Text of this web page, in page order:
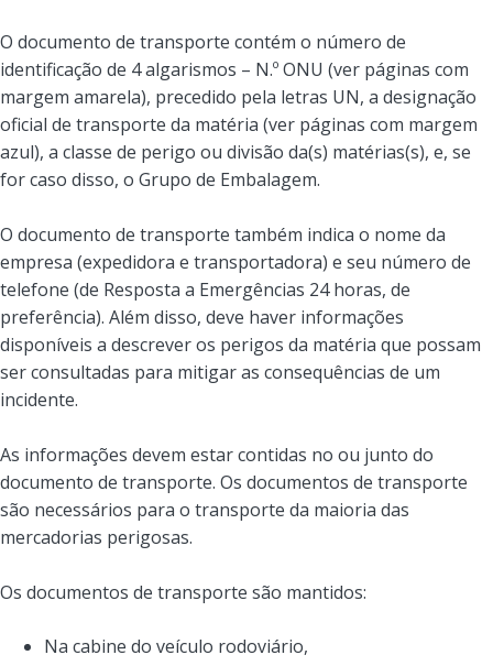
O documento de transporte contém o número de
identificação de 4 algarismos – N.º ONU (ver páginas com
margem amarela), precedido pela letras UN, a designação
oficial de transporte da matéria (ver páginas com margem
azul), a classe de perigo ou divisão da(s) matérias(s), e, se
for caso disso, o Grupo de Embalagem.
O documento de transporte também indica o nome da
empresa (expedidora e transportadora) e seu número de
telefone (de Resposta a Emergências 24 horas, de
preferência). Além disso, deve haver informações
disponíveis a descrever os perigos da matéria que possam
ser consultadas para mitigar as consequências de um
incidente.
As informações devem estar contidas no ou junto do
documento de transporte. Os documentos de transporte
são necessários para o transporte da maioria das
mercadorias perigosas.
Os documentos de transporte são mantidos:
Na cabine do veículo rodoviário,